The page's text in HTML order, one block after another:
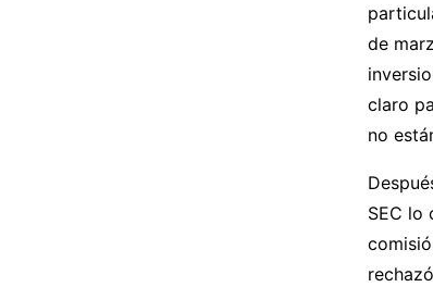
de
claro
no
SEC lo